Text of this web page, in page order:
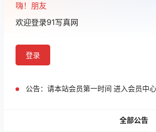
嗨！朋友
欢迎登录91写真网
登录
公告： 请本站会员第一时间 进入会员中心-
全部公告